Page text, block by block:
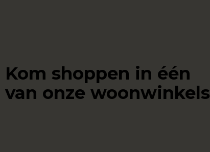
Kom shoppen in één
van onze woonwinkels